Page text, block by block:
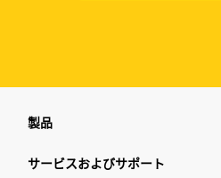
製品
サービスおよびサポート